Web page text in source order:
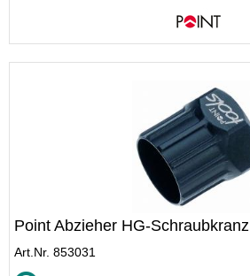
Point Abzieher HG-Schraubkranz
Art.Nr. 853031